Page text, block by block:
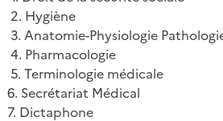
2. Hygiène
3. Anatomie-Physiologie
4. Pharmacologie
5. Terminologie médicale
6. Secrétariat Médical
7. Dictaphone